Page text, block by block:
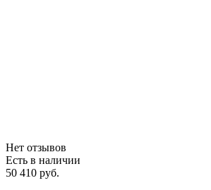
Нет отзывов
Есть в наличии
50 410 руб.